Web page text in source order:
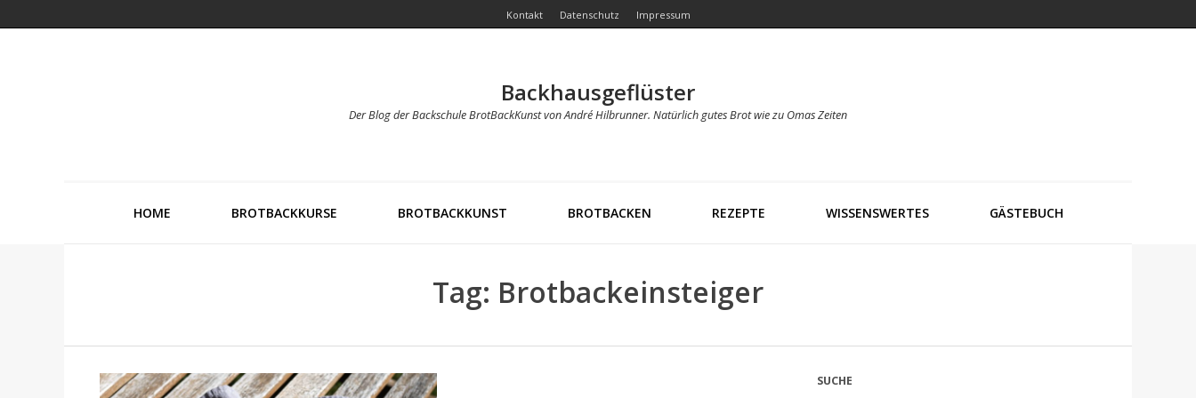
Kontakt Datenschutz Impressum
Backhausgeflüster
Der Blog der Backschule BrotBackKunst von André Hilbrunner. Natürlich gutes Brot wie zu Omas Zeiten
HOME BROTBACKKURSE BROTBACKKUNST BROTBACKEN REZEPTE WISSENSWERTES GÄSTEBUCH
Tag: Brotbackeinsteiger
SUCHE